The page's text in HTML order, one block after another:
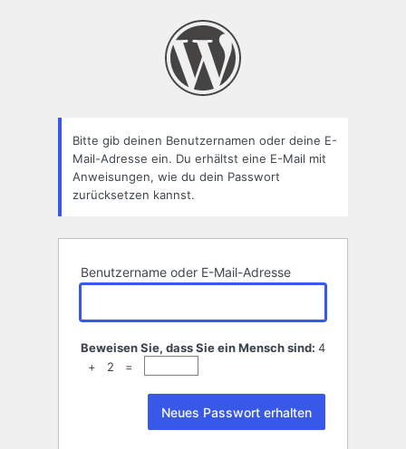
Bitte gib deinen Benutzernamen oder deine E-
Mail-Adresse ein. Du erhältst eine E-Mail mit
Anweisungen, wie du dein Passwort
zurücksetzen kannst.
Benutzername oder E-Mail-Adresse
Beweisen Sie, dass Sie ein Mensch sind: 4
+ 2 =